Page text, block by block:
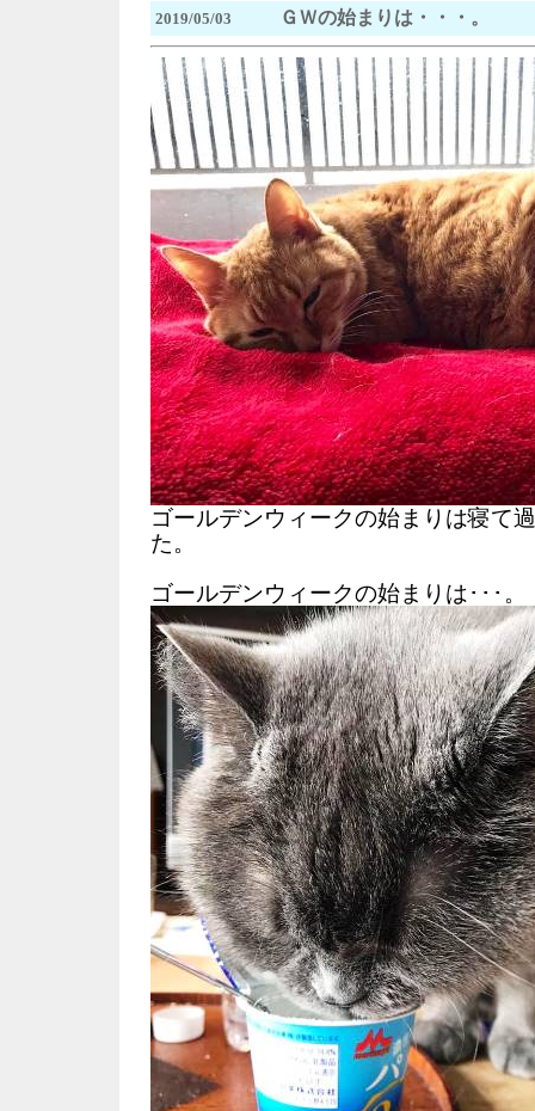
2019/05/03 ＧＷの始まりは・・・。
ゴールデンウィークの始まりは寝て
た。
ゴールデンウィークの始まりは･･･。